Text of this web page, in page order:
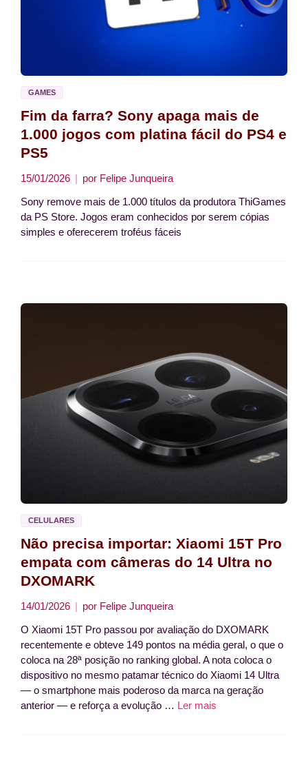
GAMES
Fim da farra? Sony apaga mais de
1.000 jogos com platina fácil do PS4 e
PS5
15/01/2026 por Felipe Junqueira
Sony remove mais de 1.000 títulos da produtora ThiGames
da PS Store. Jogos eram conhecidos por serem cópias
simples e oferecerem troféus fáceis
CELULARES
Não precisa importar: Xiaomi 15T Pro
empata com câmeras do 14 Ultra no
DXOMARK
14/01/2026 por Felipe Junqueira
O Xiaomi 15T Pro passou por avaliação do DXOMARK
recentemente e obteve 149 pontos na média geral, o que o
coloca na 28ª posição no ranking global. A nota coloca o
dispositivo no mesmo patamar técnico do Xiaomi 14 Ultra
— o smartphone mais poderoso da marca na geração
anterior — e reforça a evolução … Ler mais